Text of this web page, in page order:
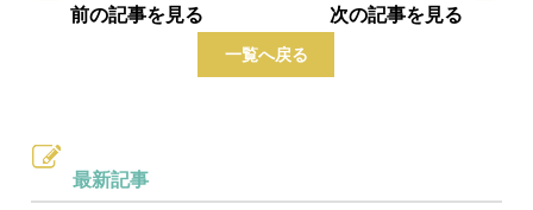
前の記事を見る
一覧へ戻る
次の記事を見る
最新記事